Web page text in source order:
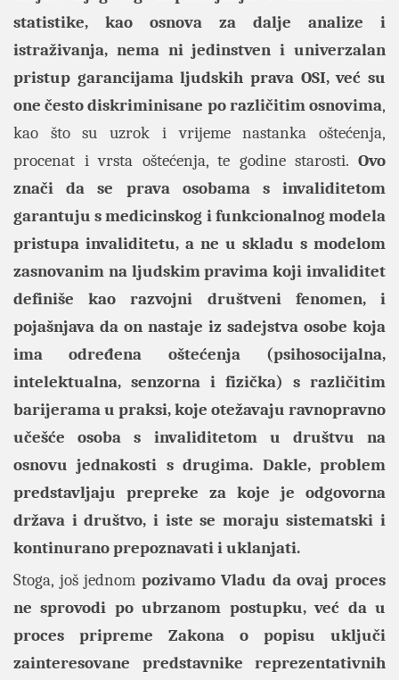
statistike, kao osnova za dalje analize i
istraživanja, nema ni jedinstven i univerzalan
pristup garancijama ljudskih prava OSI, već su
one često diskriminisane po različitim osnovima,
kao što su uzrok i vrijeme nastanka oštećenja,
procenat i vrsta oštećenja, te godine starosti. Ovo
znači da se prava osobama s invaliditetom
garantuju s medicinskog i funkcionalnog modela
pristupa invaliditetu, a ne u skladu s modelom
zasnovanim na ljudskim pravima koji invaliditet
definiše kao razvojni društveni fenomen, i
pojašnjava da on nastaje iz sadejstva osobe koja
ima određena oštećenja (psihosocijalna,
intelektualna, senzorna i fizička) s različitim
barijerama u praksi, koje otežavaju ravnopravno
učešće osoba s invaliditetom u društvu na
osnovu jednakosti s drugima. Dakle, problem
predstavljaju prepreke za koje je odgovorna
država i društvo, i iste se moraju sistematski i
kontinurano prepoznavati i uklanjati.
Stoga, još jednom pozivamo Vladu da ovaj proces
ne sprovodi po ubrzanom postupku, već da u
proces pripreme Zakona o popisu uključi
zainteresovane predstavnike reprezentativnih